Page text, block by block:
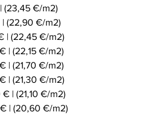
(23,45 €/m2)
| (22,90 €/m2)
| (22,45 €/m2)
| (22,15 €/m2)
| (21,70 €/m2)
| (21,30 €/m2)
| (21,10 €/m2)
| (20,60 €/m2)